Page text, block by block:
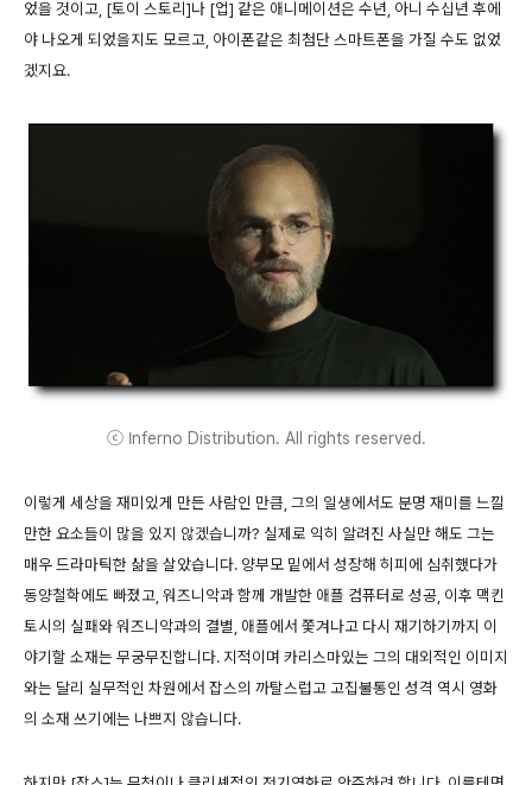
었을 것이고, [토이 스토리]나 [업] 같은 애니메이션은 수년, 아니 수십년 후에
야 나오게 되었을지도 모르고, 아이폰같은 최첨단 스마트폰을 가질 수도 없었
겠지요.
ⓒ Inferno Distribution. All rights reserved.
이렇게 세상을 재미있게 만든 사람인 만큼, 그의 일생에서도 분명 재미를 느낄
만한 요소들이 많을 있지 않겠습니까? 실제로 익히 알려진 사실만 해도 그는
매우 드라마틱한 삶을 살았습니다. 양부모 밑에서 성장해 히피에 심취했다가
동양철학에도 빠졌고, 워즈니악과 함께 개발한 애플 컴퓨터로 성공, 이후 맥킨
토시의 실패와 워즈니악과의 결별, 애플에서 쫓겨나고 다시 재기하기까지 이
야기할 소재는 무궁무진합니다. 지적이며 카리스마있는 그의 대외적인 이미지
와는 달리 실무적인 차원에서 잡스의 까탈스럽고 고집불통인 성격 역시 영화
의 소재 쓰기에는 나쁘지 않습니다.